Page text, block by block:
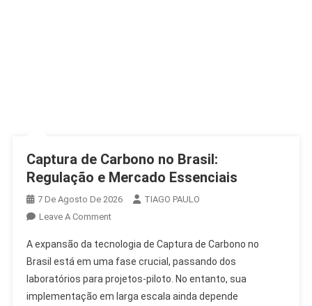
Captura de Carbono no Brasil:
Regulação e Mercado Essenciais
7 De Agosto De 2026
TIAGO PAULO
Leave A CommentOn
De
Carbono
No
Brasil:
A expansão da tecnologia de Captura de Carbono no
Brasil está em uma fase crucial, passando dos
laboratórios para projetos-piloto. No entanto, sua
implementação em larga escala ainda depende